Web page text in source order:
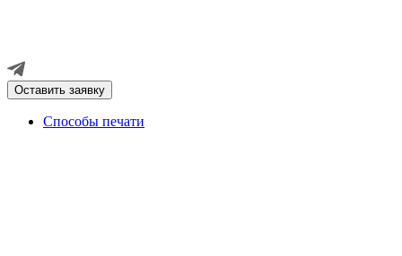
Оставить заявку
Способы печати